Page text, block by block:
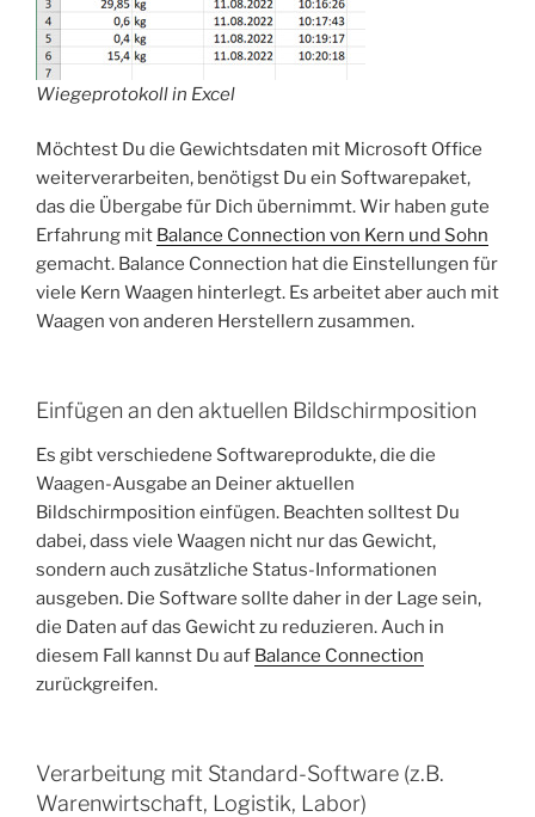
Wiegeprotokoll in Excel
Möchtest Du die Gewichtsdaten mit Microsoft Office
weiterverarbeiten, benötigst Du ein Softwarepaket,
das die Übergabe für Dich übernimmt. Wir haben gute
Erfahrung mit Balance Connection von Kern und Sohn
gemacht. Balance Connection hat die Einstellungen für
viele Kern Waagen hinterlegt. Es arbeitet aber auch mit
Waagen von anderen Herstellern zusammen.
Einfügen an den aktuellen Bildschirmposition
Es gibt verschiedene Softwareprodukte, die die
Waagen-Ausgabe an Deiner aktuellen
Bildschirmposition einfügen. Beachten solltest Du
dabei, dass viele Waagen nicht nur das Gewicht,
sondern auch zusätzliche Status-Informationen
ausgeben. Die Software sollte daher in der Lage sein,
die Daten auf das Gewicht zu reduzieren. Auch in
diesem Fall kannst Du auf Balance Connection
zurückgreifen.
Verarbeitung mit Standard-Software (z.B.
Warenwirtschaft, Logistik, Labor)